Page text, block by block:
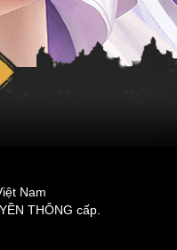
Nam
THÔNG cấp.